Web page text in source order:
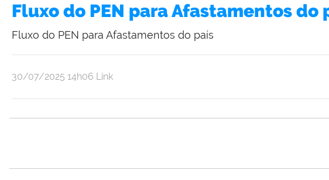
Reitoria
Fluxo do PEN para Afastamentos do
Fluxo do PEN para Afastamentos do país
por
publicado
30/07/2025 14h06 Link